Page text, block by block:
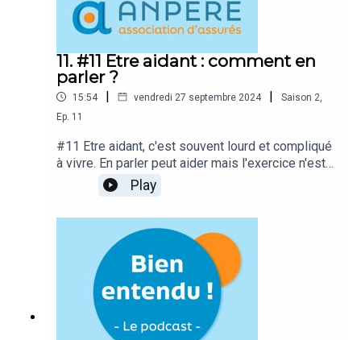
11. #11 Etre aidant : comment en
parler ?
15:54 | vendredi 27 septembre 2024 | Saison 2,
Ep. 11
#11 Etre aidant, c'est souvent lourd et compliqué
à vivre. En parler peut aider mais l'exercice n'est
pas si aisé. Il faut d'abord se reconnaître soi-
même comme aidant. Décryptage des
mécanismes mis en place par les aidants par le
Docteur Anne MALOULI, généraliste, gériatre,
diplômée en sciences sociales et créatrice de la
plateforme Haltemis, une plateforme de conseils,
d'informations et de formations s'adressant aux
aidants, aux professionnels et aux entreprises.
Play